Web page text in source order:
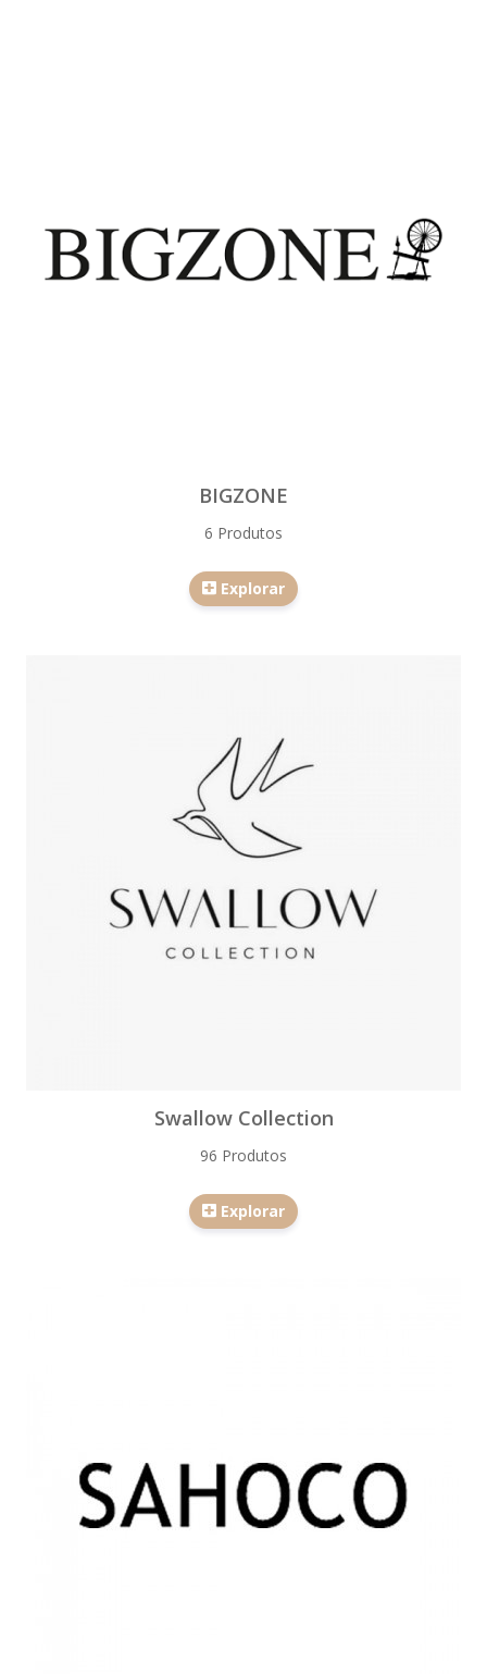
BIGZONE
6 Produtos
Explorar
Swallow Collection
96 Produtos
Explorar